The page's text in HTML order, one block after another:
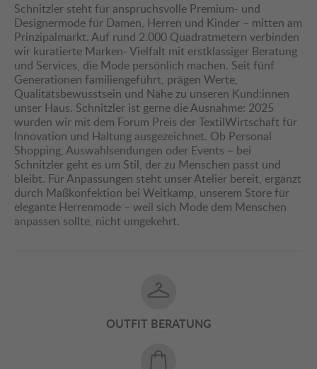
Schnitzler steht für anspruchsvolle Premium- und
Designermode für Damen, Herren und Kinder – mitten am
Prinzipalmarkt. Auf rund 2.000 Quadratmetern verbinden
wir kuratierte Marken- Vielfalt mit erstklassiger Beratung
und Services, die Mode persönlich machen. Seit fünf
Generationen familiengeführt, prägen Werte,
Qualitätsbewusstsein und Nähe zu unseren Kund:innen
unser Haus. Schnitzler ist gerne die Ausnahme: 2025
wurden wir mit dem Forum Preis der TextilWirtschaft für
Innovation und Haltung ausgezeichnet. Ob Personal
Shopping, Auswahlsendungen oder Events – bei
Schnitzler geht es um Stil, der zu Menschen passt und
bleibt. Für Anpassungen steht unser Atelier bereit, ergänzt
durch Maßkonfektion bei Weitkamp, unserem Store für
elegante Herrenmode – weil sich Mode dem Menschen
anpassen sollte, nicht umgekehrt.
OUTFIT BERATUNG